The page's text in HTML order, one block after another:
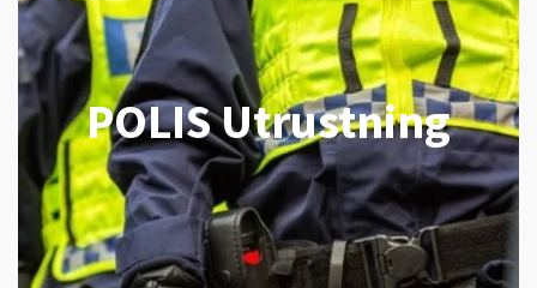
POLIS Utrustning